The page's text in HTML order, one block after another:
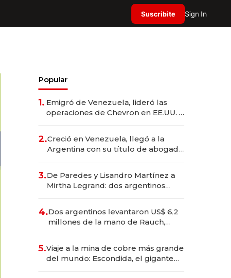
Suscribite Sign In
Popular
1. Emigró de Venezuela, lideró las
operaciones de Chevron en EE.UU. y
2.Creció en Venezuela, llegó a la
Argentina con su título de abogado
marcas "fast premium"
3.De Paredes y Lisandro Martínez a
Mirtha Legrand: dos argentinos
deportivo y el cuidado corporal
4.Dos argentinos levantaron US$ 6,2
millones de la mano de Rauch,
5.Viaje a la mina de cobre más grande
del mundo: Escondida, el gigante